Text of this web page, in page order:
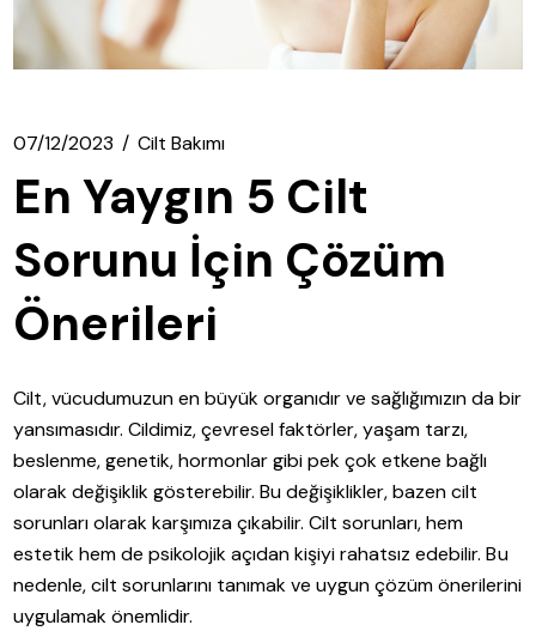
07/12/2023 Cilt Bakımı
En Yaygın 5 Cilt
Sorunu İçin Çözüm
Önerileri
Cilt, vücudumuzun en büyük organıdır ve sağlığımızın da bir
yansımasıdır. Cildimiz, çevresel faktörler, yaşam tarzı,
beslenme, genetik, hormonlar gibi pek çok etkene bağlı
olarak değişiklik gösterebilir. Bu değişiklikler, bazen cilt
sorunları olarak karşımıza çıkabilir. Cilt sorunları, hem
estetik hem de psikolojik açıdan kişiyi rahatsız edebilir. Bu
nedenle, cilt sorunlarını tanımak ve uygun çözüm önerilerini
uygulamak önemlidir.